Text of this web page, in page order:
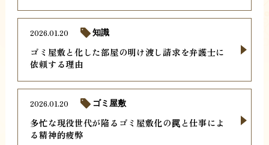
ゴミ屋敷と化した部屋の明け渡し請求を弁護士に
依頼する理由
2026.01.20 知識
多忙な現役世代が陥るゴミ屋敷化の罠と仕事によ
る精神的疲弊
2026.01.20 ゴミ屋敷